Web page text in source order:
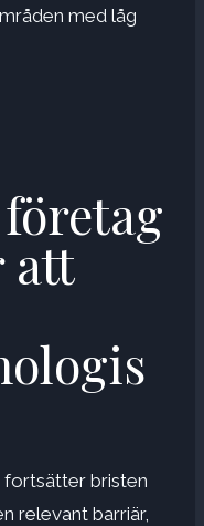
med låg
att
bristen
relevant barriär,